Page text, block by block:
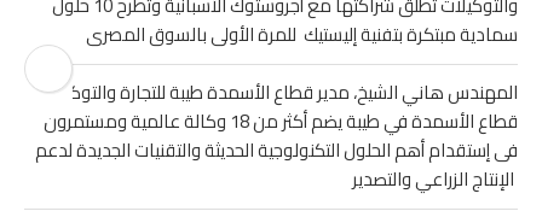
سمادية مبتكرة بتفنية إليستيك للمرة الأولى بالسوق المصرى
المهندس هاني الشيخ، مدير قطاع الأسمدة طيبة للتجارة والتوكيلات
قطاع الأسمدة في طيبة يضم أكثر من 18 وكالة عالمية ومستمرون
فى إستقدام أهم الحلول التكنولوجية الحديثة والتقنيات الجديدة لدعم
الإنتاج الزراعي والتصدير